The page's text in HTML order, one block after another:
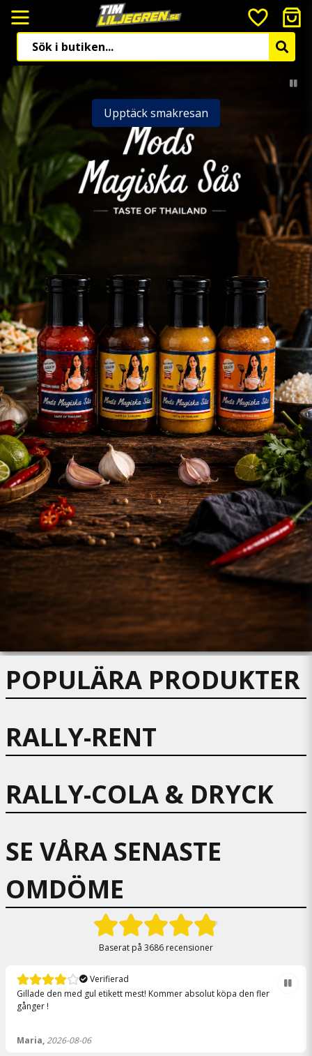
Upptäck smakresan
POPULÄRA PRODUKTER
RALLY-RENT
RALLY-COLA & DRYCK
SE VÅRA SENASTE
OMDÖME
Baserat på 3686 recensioner
Verifierad
Gillade den med gul etikett mest! Kommer absolut köpa den fler
gånger !
Maria,2026-08-06